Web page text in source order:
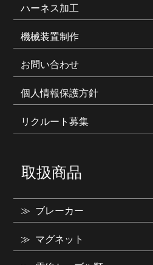
ハーネス加工
機械装置制作
お問い合わせ
個人情報保護方針
リクルート募集
取扱商品
ブレーカー
マグネット